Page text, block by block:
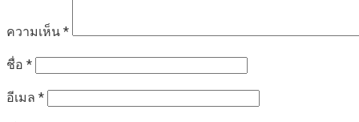
ความเห็น *
ชื่อ *
อีเมล *